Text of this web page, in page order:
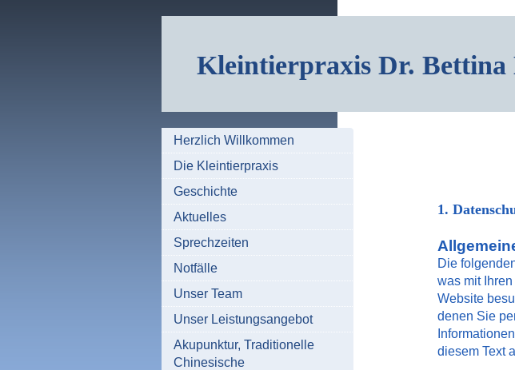
Kleintierpraxis Dr.
1.
Die
was mit
Website
denen Sie
diesem Text
Herzlich Willkommen
Die Kleintierpraxis
Geschichte
Aktuelles
Sprechzeiten
Notfälle
Unser Team
Unser Leistungsangebot
Akupunktur, Traditionelle
Chinesische